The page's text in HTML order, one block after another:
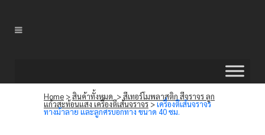
Home >สินค้าทั้งหมด >สีเทอร์โมพลาสติก สีจราจร ลูก
แก้วสะท้อนแสง เครื่องตีเส้นจราจร>เครื่องตีเส้นจราจร
ทางม้าลาย และลูกศรบอกทาง ขนาด 40 ซม.